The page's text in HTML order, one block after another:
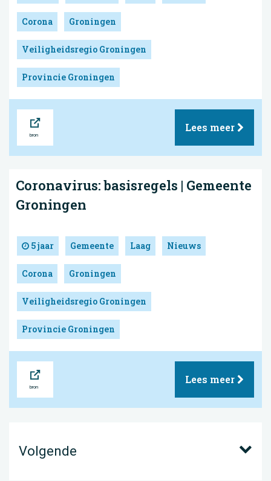
Corona Groningen
Veiligheidsregio Groningen
Provincie Groningen
Lees meer
Coronavirus: basisregels | Gemeente
Groningen
5 jaar Gemeente Laag Nieuws
Corona Groningen
Veiligheidsregio Groningen
Provincie Groningen
Lees meer
Volgende